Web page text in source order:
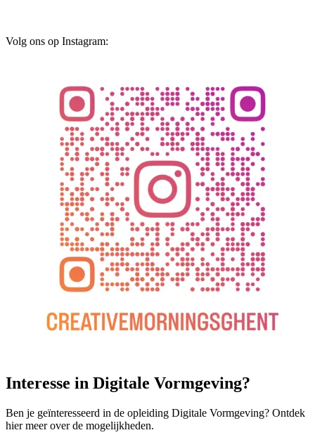
Volg ons op Instagram:
Interesse in Digitale Vormgeving?
Ben je geïnteresseerd in de opleiding Digitale Vormgeving? Ontdek
hier meer over de mogelijkheden.